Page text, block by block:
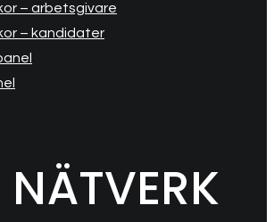
– arbetsgivare
– kandidater